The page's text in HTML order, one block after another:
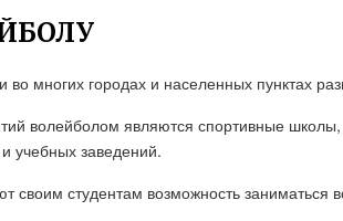
многих городах и населенных пунктах
волейболом являются спортивные школы,
учебных заведений.
своим студентам возможность заниматься